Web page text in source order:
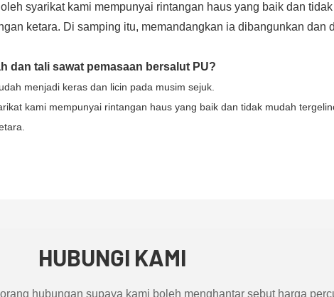
syarikat kami mempunyai rintangan haus yang baik dan
ketara. Di samping itu, memandangkan ia dibangunkan dan
dan tali sawat pemasaan bersalut PU?
menjadi keras dan licin pada musim sejuk.
kami mempunyai rintangan haus yang baik dan tidak mudah
HUBUNGI KAMI
hubungan supaya kami boleh menghantar sebut harga